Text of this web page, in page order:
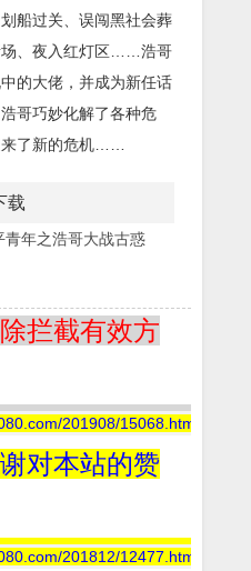
船过关、误闯黑社会葬
场、夜入红灯区……浩哥
的大佬，并成为新任话
哥巧妙化解了各种危
了新的危机……
载
年之浩哥大战古惑
拦截有效方
201908/15068.html
对本站的赞
201812/12477.html